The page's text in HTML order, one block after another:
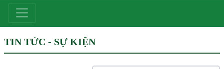
TIN TỨC - SỰ KIỆN